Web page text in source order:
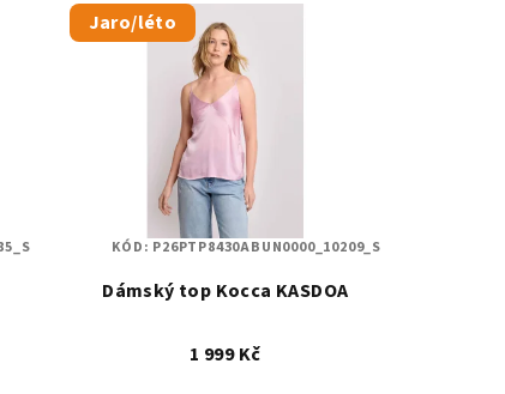
Jaro/léto
Dámský top Kocca KASDOA
1 999 Kč
KÓD: P26PTP8430ABUN0000_10209_S